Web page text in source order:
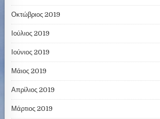
Οκτώβριος 2019
Ιούλιος 2019
Ιούνιος 2019
Μάιος 2019
Απρίλιος 2019
Μάρτιος 2019